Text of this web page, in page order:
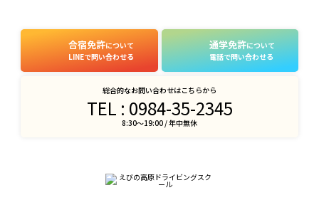
合宿免許について
LINEで問い合わせる
通学免許について
電話で問い合わせる
総合的なお問い合わせはこちらから
TEL : 0984-35-2345
8:30〜19:00 / 年中無休